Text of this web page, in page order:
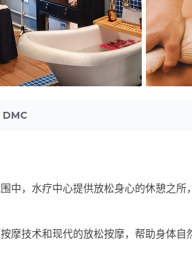
中，水疗中心提供放松身心的休憩之
摩技术和现代的放松按摩，帮助身体自